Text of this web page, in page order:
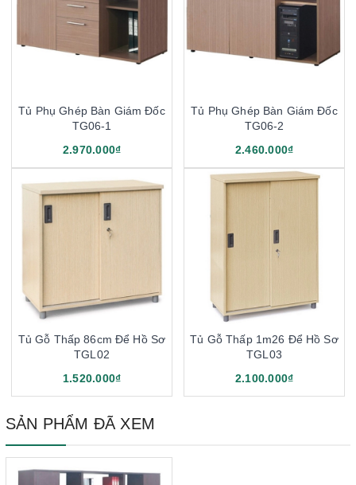
Tủ Phụ Ghép Bàn Giám Đốc
TG06-1
2.970.000₫
Tủ Phụ Ghép Bàn Giám Đốc
TG06-2
2.460.000₫
Tủ Gỗ Thấp 86cm Để Hồ Sơ
TGL02
1.520.000₫
Tủ Gỗ Thấp 1m26 Để Hồ Sơ
TGL03
2.100.000₫
SẢN PHẨM ĐÃ XEM